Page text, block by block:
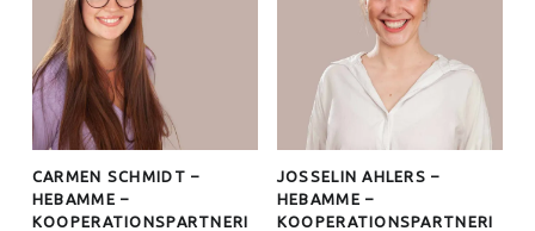
CARMEN SCHMIDT –
HEBAMME –
KOOPERATIONSPARTNERI
JOSSELIN AHLERS –
HEBAMME –
KOOPERATIONSPARTNERI